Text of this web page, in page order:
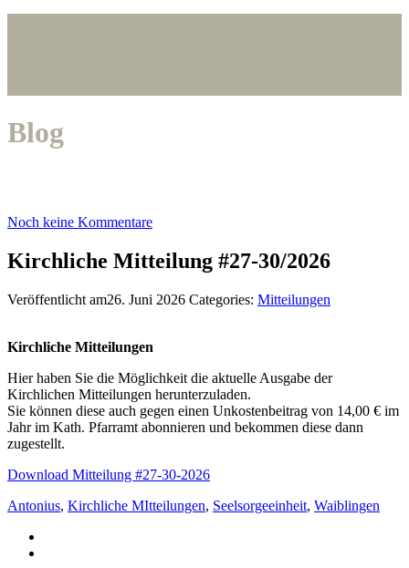
Blog
Noch keine Kommentare
Kirchliche Mitteilung #27-30/2026
Veröffentlicht am26. Juni 2026 Categories: Mitteilungen
Kirchliche Mitteilungen
Hier haben Sie die Möglichkeit die aktuelle Ausgabe der
Kirchlichen Mitteilungen herunterzuladen.
Sie können diese auch gegen einen Unkostenbeitrag von 14,00 € im
Jahr im Kath. Pfarramt abonnieren und bekommen diese dann
zugestellt.
Download Mitteilung #27-30-2026
Antonius, Kirchliche MItteilungen, Seelsorgeeinheit, Waiblingen